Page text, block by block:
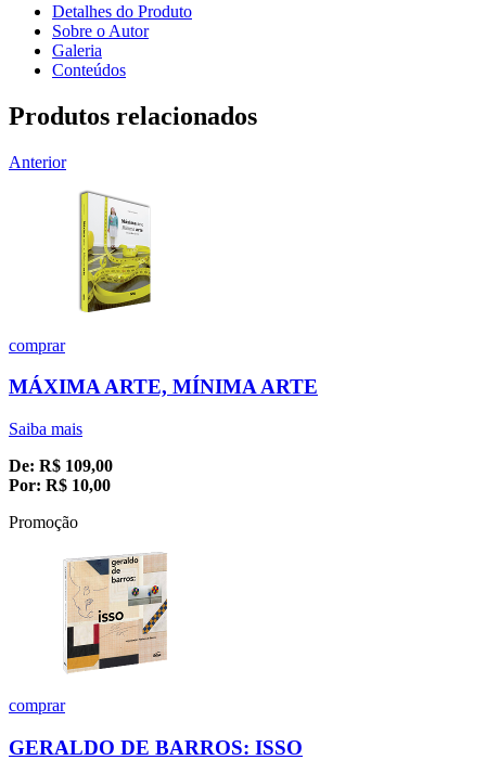
Detalhes do Produto
Sobre o Autor
Galeria
Conteúdos
Produtos relacionados
Anterior
comprar
MÁXIMA ARTE, MÍNIMA ARTE
Saiba mais
De: R$ 109,00
Por: R$ 10,00
Promoção
comprar
GERALDO DE BARROS: ISSO